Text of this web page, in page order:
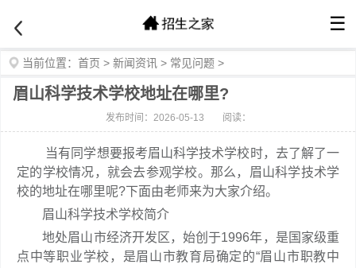
☰
当前位置： 首页 > 新闻资讯 > 常见问题 >
眉山科学技术学校地址在哪里?
发布时间：2026-05-13 阅读：
当有同学想要报考眉山科学技术学校时，去了解了一
定的学校情况，就会去参观学校。那么，眉山科学技术学
校的地址在哪里呢?下面由老师来为大家介绍。
眉山科学技术学校简介
地处眉山市经济开发区，始创于1996年，是国家级重
点中等职业学校，是眉山市教育局确定的“眉山市职教中